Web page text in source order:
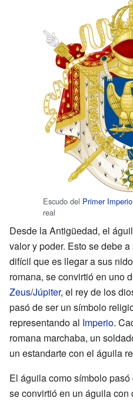
Escudo del Primer
real
Desde la Antigüedad, el
valor y poder. Esto se debe
difícil que es llegar a sus
romana, se convirtió en uno
Zeus/Júpiter, el rey de los
pasó de ser un símbolo
representando al Imperio.
romana marchaba, un
un estandarte con el águila
El águila como símbolo
se convirtió en un águila